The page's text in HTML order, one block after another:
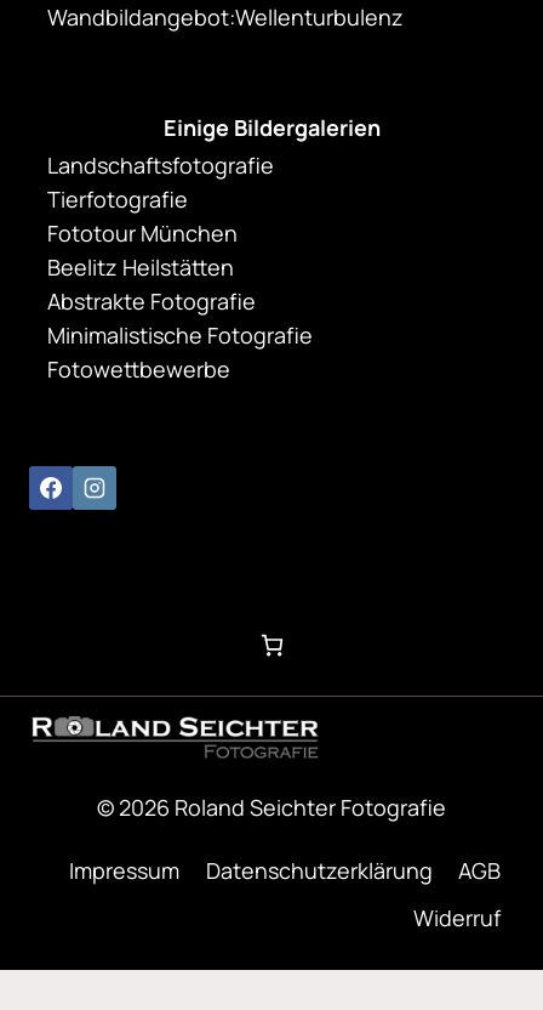
Wandbildangebot:Wellenturbulenz
Einige Bildergalerien
Landschaftsfotografie
Tierfotografie
Fototour München
Beelitz Heilstätten
Abstrakte Fotografie
Minimalistische Fotografie
Fotowettbewerbe
© 2026 Roland Seichter Fotografie
Impressum Datenschutzerklärung
AGB
Widerruf